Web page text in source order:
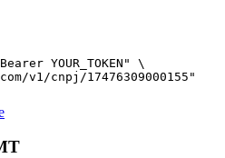
YOUR_TOKEN" \
v1/cnpj/17476309000155"